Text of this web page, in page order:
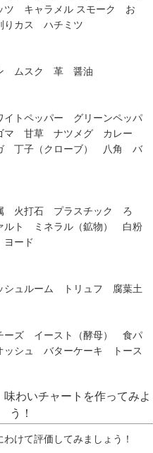
ツ キャラメル スモーク お
カス ハチミツ
ムスク 革 醤油
トペッパー グリーンペッパ
マ 甘草 ナツメグ カレー
丁子（クローブ） 八角 バ
火打石 プラスチック ろ
ト ミネラル（鉱物） 白粉
ード
ュルーム トリュフ 腐葉土
ズ イースト（酵母） 食パ
シュ バターケーキ トース
わいチャートを作ってみよ
う！
けて評価してみましょう！